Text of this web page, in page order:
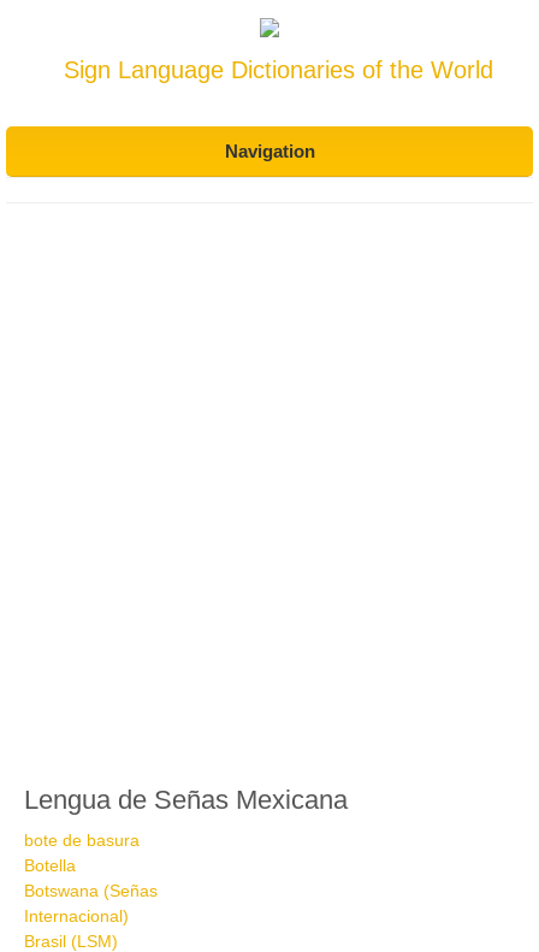
Sign Language Dictionaries of the World
Navigation
Lengua de Señas Mexicana
bote de basura
Botella
Botswana (Señas
Internacional)
Brasil (LSM)